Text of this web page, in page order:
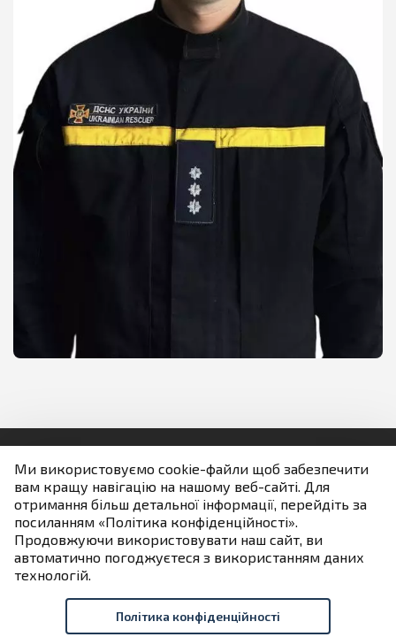
Ми використовуємо cookie-файли щоб забезпечити
вам кращу навігацію на нашому веб-сайті. Для
отримання більш детальної інформації, перейдіть за
посиланням «Політика конфіденційності».
Продовжуючи використовувати наш сайт, ви
автоматично погоджуєтеся з використанням даних
технологій.
Політика конфіденційності
Якщо не зазначено інше всі матеріали розміщені на
умовах ліцензії
Creative Commons Attribution 4.0 International license
Людям із порушенням зору